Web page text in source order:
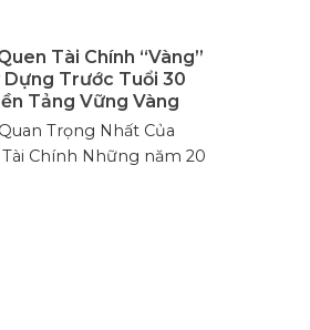
Tài Chính “Vàng”
Dựng Trước Tuổi 30
Tảng Vững Vàng
Trọng Nhất Của
Chính Những năm 20